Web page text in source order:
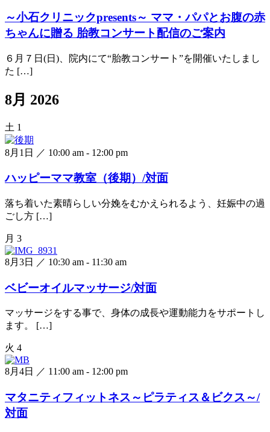
～小石クリニックpresents～ ママ・パパとお腹の赤
ちゃんに贈る 胎教コンサート配信のご案内
６月７日(日)、院内にて“胎教コンサート”を開催いたしまし
た […]
8月 2026
土 1
8月1日 ／ 10:00 am - 12:00 pm
ハッピーママ教室（後期）/対面
落ち着いた素晴らしい分娩をむかえられるよう、妊娠中の過
ごし方 […]
月 3
8月3日 ／ 10:30 am - 11:30 am
ベビーオイルマッサージ/対面
マッサージをする事で、身体の成長や運動能力をサポートし
ます。 […]
火 4
8月4日 ／ 11:00 am - 12:00 pm
マタニティフィットネス～ピラティス＆ビクス～/
対面